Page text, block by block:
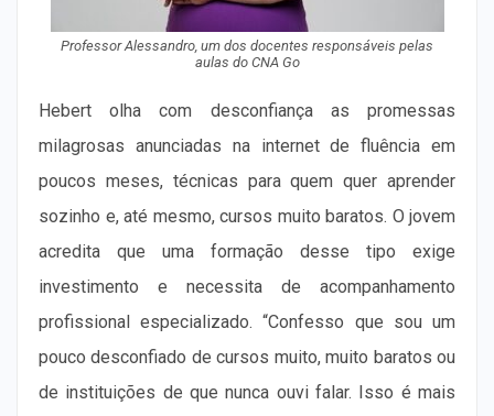
Professor Alessandro, um dos docentes responsáveis pelas
aulas do CNA Go
Hebert olha com desconfiança as promessas
milagrosas anunciadas na internet de fluência em
poucos meses, técnicas para quem quer aprender
sozinho e, até mesmo, cursos muito baratos. O jovem
acredita que uma formação desse tipo exige
investimento e necessita de acompanhamento
profissional especializado. “Confesso que sou um
pouco desconfiado de cursos muito, muito baratos ou
de instituições de que nunca ouvi falar. Isso é mais